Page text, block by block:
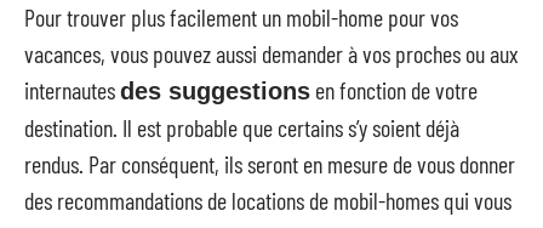
Pour trouver plus facilement un mobil-home pour vos
vacances, vous pouvez aussi demander à vos proches ou aux
internautesdes suggestions en fonction de votre
destination. Il est probable que certains s’y soient déjà
rendus. Par conséquent, ils seront en mesure de vous donner
des recommandations de locations de mobil-homes qui vous